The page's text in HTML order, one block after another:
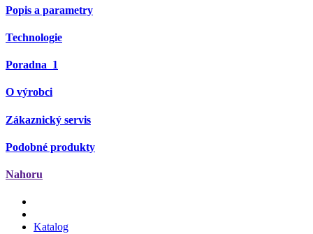
Popis a parametry
Technologie
Poradna 1
O výrobci
Zákaznický servis
Podobné produkty
Nahoru
Katalog